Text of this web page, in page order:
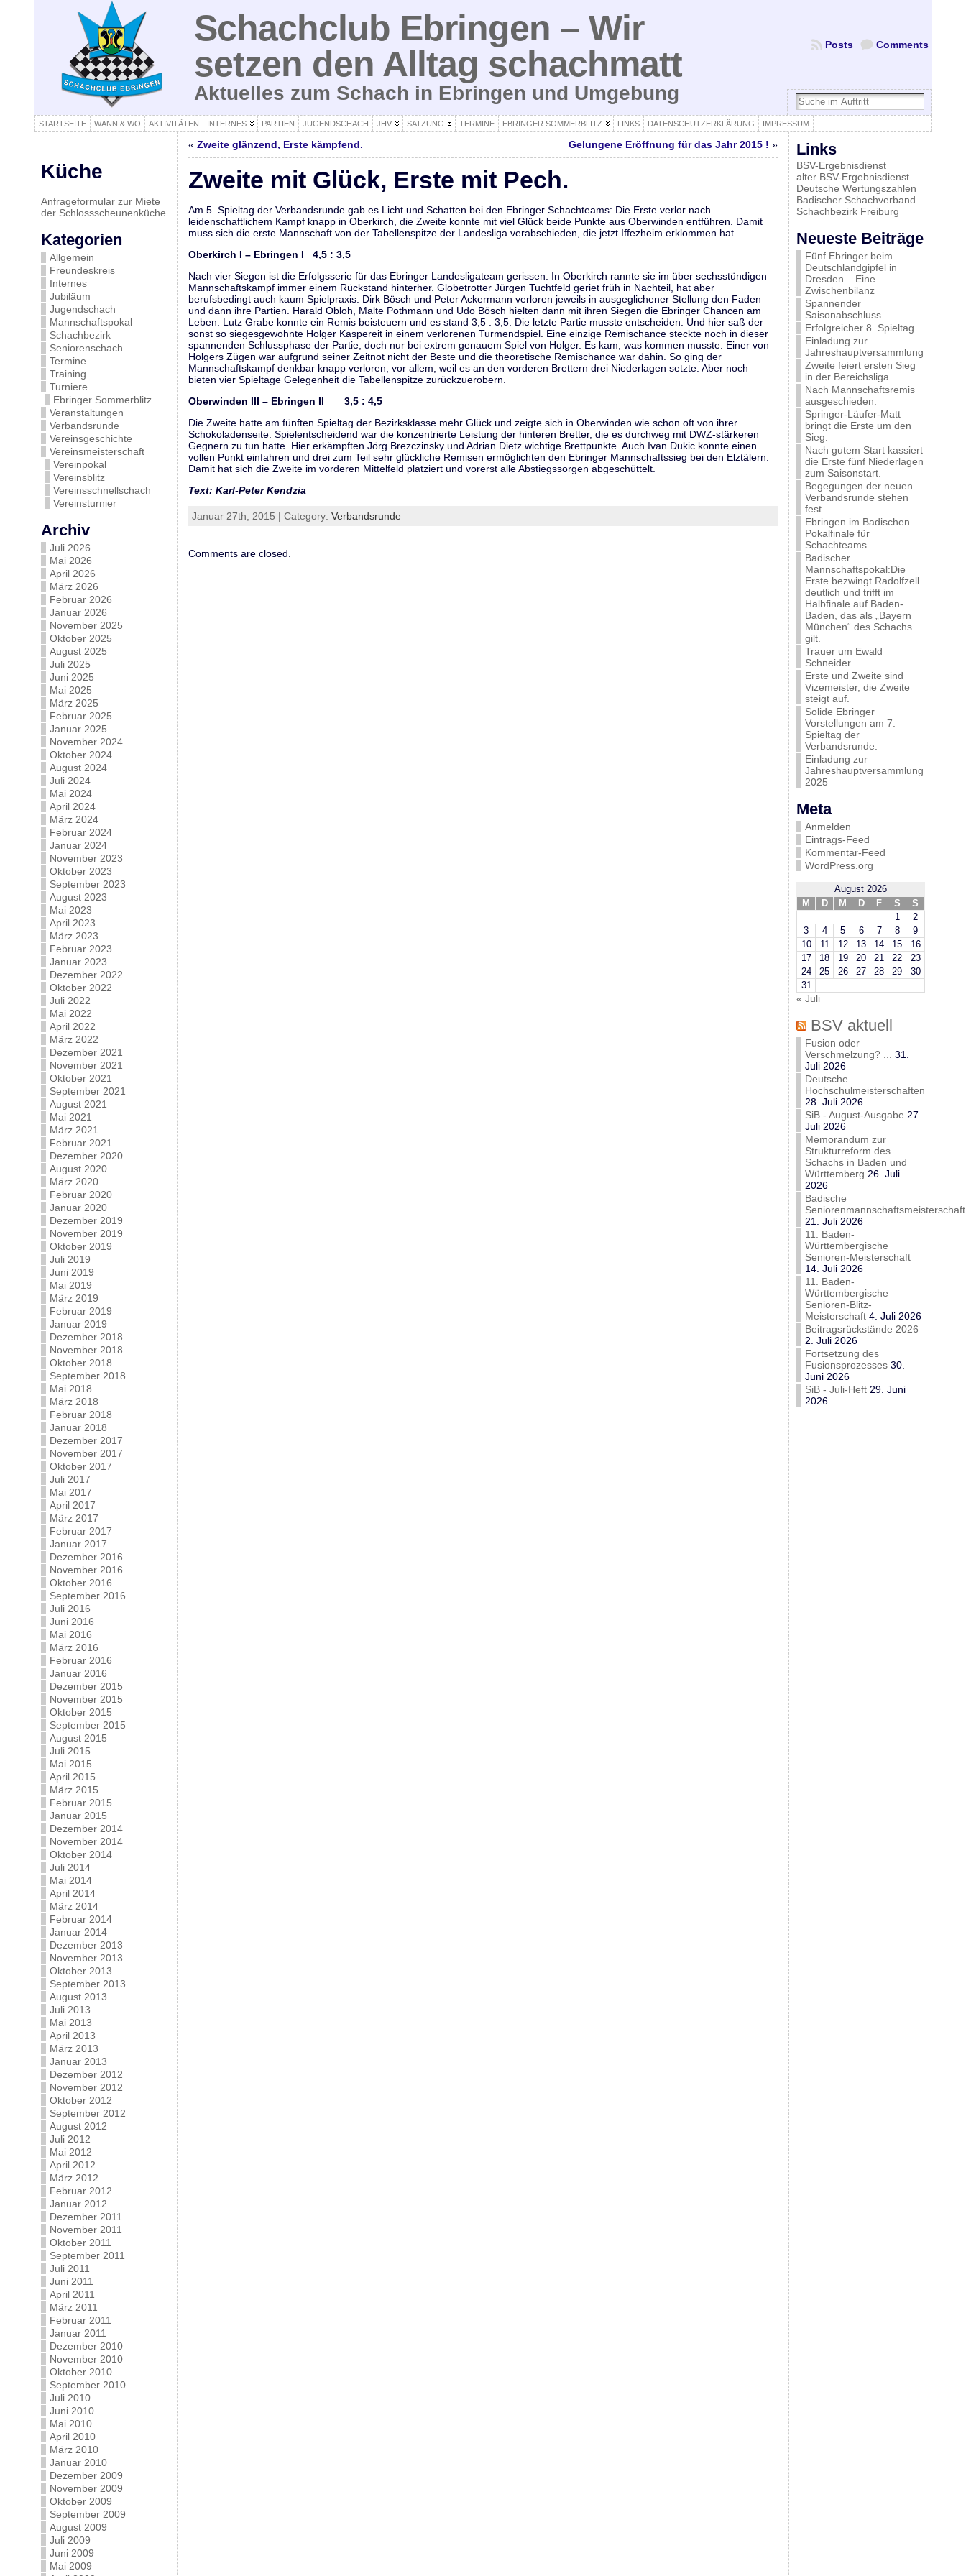
Schachclub Ebringen – Wir
setzen den Alltag schachmatt
Aktuelles zum Schach in Ebringen und Umgebung
Comments
Posts
STARTSEITE WANN & WO AKTIVITÄTEN INTERNES PARTIEN JUGENDSCHACH JHV SATZUNG TERMINE EBRINGER SOMMERBLITZ LINKS DATENSCHUTZERKLÄRUNG IMPRESSUM
Küche
Anfrageformular zur Miete
der Schlossscheunenküche
Kategorien
Allgemein
Freundeskreis
Internes
Jubiläum
Jugendschach
Mannschaftspokal
Schachbezirk
Seniorenschach
Termine
Training
Turniere
Ebringer Sommerblitz
Veranstaltungen
Verbandsrunde
Vereinsgeschichte
Vereinsmeisterschaft
Vereinpokal
Vereinsblitz
Vereinsschnellschach
Vereinsturnier
Archiv
Juli 2026
Mai 2026
April 2026
März 2026
Februar 2026
Januar 2026
November 2025
Oktober 2025
August 2025
Juli 2025
Juni 2025
Mai 2025
März 2025
Februar 2025
Januar 2025
November 2024
Oktober 2024
August 2024
Juli 2024
Mai 2024
April 2024
März 2024
Februar 2024
Januar 2024
November 2023
Oktober 2023
September 2023
August 2023
Mai 2023
April 2023
März 2023
Februar 2023
Januar 2023
Dezember 2022
Oktober 2022
Juli 2022
Mai 2022
April 2022
März 2022
Dezember 2021
November 2021
Oktober 2021
September 2021
August 2021
Mai 2021
März 2021
Februar 2021
Dezember 2020
August 2020
März 2020
Februar 2020
Januar 2020
Dezember 2019
November 2019
Oktober 2019
Juli 2019
Juni 2019
Mai 2019
März 2019
Februar 2019
Januar 2019
Dezember 2018
November 2018
Oktober 2018
September 2018
Mai 2018
März 2018
Februar 2018
Januar 2018
Dezember 2017
November 2017
Oktober 2017
Juli 2017
Mai 2017
April 2017
März 2017
Februar 2017
Januar 2017
Dezember 2016
November 2016
Oktober 2016
September 2016
Juli 2016
Juni 2016
Mai 2016
März 2016
Februar 2016
Januar 2016
Dezember 2015
November 2015
Oktober 2015
September 2015
August 2015
Juli 2015
Mai 2015
April 2015
März 2015
Februar 2015
Januar 2015
Dezember 2014
November 2014
Oktober 2014
Juli 2014
Mai 2014
April 2014
März 2014
Februar 2014
Januar 2014
Dezember 2013
November 2013
Oktober 2013
September 2013
August 2013
Juli 2013
Mai 2013
April 2013
März 2013
Januar 2013
Dezember 2012
November 2012
Oktober 2012
September 2012
August 2012
Juli 2012
Mai 2012
April 2012
März 2012
Februar 2012
Januar 2012
Dezember 2011
November 2011
Oktober 2011
September 2011
Juli 2011
Juni 2011
April 2011
März 2011
Februar 2011
Januar 2011
Dezember 2010
November 2010
Oktober 2010
September 2010
Juli 2010
Juni 2010
Mai 2010
April 2010
März 2010
Januar 2010
Dezember 2009
November 2009
Oktober 2009
September 2009
August 2009
Juli 2009
Juni 2009
Mai 2009
« Zweite glänzend, Erste kämpfend. Gelungene Eröffnung für das Jahr 2015 ! »
Zweite mit Glück, Erste mit Pech.
Am 5. Spieltag der Verbandsrunde gab es Licht und Schatten bei den Ebringer Schachteams: Die Erste verlor nach
leidenschaftlichem Kampf knapp in Oberkirch, die Zweite konnte mit viel Glück beide Punkte aus Oberwinden entführen. Damit
muss sich die erste Mannschaft von der Tabellenspitze der Landesliga verabschieden, die jetzt Iffezheim erklommen hat.
Oberkirch I – Ebringen I 4,5 : 3,5
Nach vier Siegen ist die Erfolgsserie für das Ebringer Landesligateam gerissen. In Oberkirch rannte sie im über sechsstündigen
Mannschaftskampf immer einem Rückstand hinterher. Globetrotter Jürgen Tuchtfeld geriet früh in Nachteil, hat aber
berufsbedingt auch kaum Spielpraxis. Dirk Bösch und Peter Ackermann verloren jeweils in ausgeglichener Stellung den Faden
und dann ihre Partien. Harald Obloh, Malte Pothmann und Udo Bösch hielten dann mit ihren Siegen die Ebringer Chancen am
Leben. Lutz Grabe konnte ein Remis beisteuern und es stand 3,5 : 3,5. Die letzte Partie musste entscheiden. Und hier saß der
sonst so siegesgewohnte Holger Kaspereit in einem verlorenen Turmendspiel. Eine einzige Remischance steckte noch in dieser
spannenden Schlussphase der Partie, doch nur bei extrem genauem Spiel von Holger. Es kam, was kommen musste. Einer von
Holgers Zügen war aufgrund seiner Zeitnot nicht der Beste und die theoretische Remischance war dahin. So ging der
Mannschaftskampf denkbar knapp verloren, vor allem, weil es an den vorderen Brettern drei Niederlagen setzte. Aber noch
bieten vier Spieltage Gelegenheit die Tabellenspitze zurückzuerobern.
Oberwinden III – Ebringen II 3,5 : 4,5
Die Zweite hatte am fünften Spieltag der Bezirksklasse mehr Glück und zeigte sich in Oberwinden wie schon oft von ihrer
Schokoladenseite. Spielentscheidend war die konzentrierte Leistung der hinteren Bretter, die es durchweg mit DWZ-stärkeren
Gegnern zu tun hatte. Hier erkämpften Jörg Brezczinsky und Adrian Dietz wichtige Brettpunkte. Auch Ivan Dukic konnte einen
vollen Punkt einfahren und drei zum Teil sehr glückliche Remisen ermöglichten den Ebringer Mannschaftssieg bei den Elztälern.
Damit hat sich die Zweite im vorderen Mittelfeld platziert und vorerst alle Abstiegssorgen abgeschüttelt.
Text: Karl-Peter Kendzia
Januar 27th, 2015 | Category: Verbandsrunde
Comments are closed.
Links
BSV-Ergebnisdienst
alter BSV-Ergebnisdienst
Deutsche Wertungszahlen
Badischer Schachverband
Schachbezirk Freiburg
Neueste Beiträge
Fünf Ebringer beim
Deutschlandgipfel in
Dresden – Eine
Zwischenbilanz
Spannender
Saisonabschluss
Erfolgreicher 8. Spieltag
Einladung zur
Jahreshauptversammlung
Zweite feiert ersten Sieg
in der Bereichsliga
Nach Mannschaftsremis
ausgeschieden:
Springer-Läufer-Matt
bringt die Erste um den
Sieg.
Nach gutem Start kassiert
die Erste fünf Niederlagen
zum Saisonstart.
Begegungen der neuen
Verbandsrunde stehen
fest
Ebringen im Badischen
Pokalfinale für
Schachteams.
Badischer
Mannschaftspokal:Die
Erste bezwingt Radolfzell
deutlich und trifft im
Halbfinale auf Baden-
Baden, das als „Bayern
München“ des Schachs
gilt.
Trauer um Ewald
Schneider
Erste und Zweite sind
Vizemeister, die Zweite
steigt auf.
Solide Ebringer
Vorstellungen am 7.
Spieltag der
Verbandsrunde.
Einladung zur
Jahreshauptversammlung
2025
Meta
Anmelden
Eintrags-Feed
Kommentar-Feed
WordPress.org
August 2026
M
D M D F S
S
1
2
3
4 5 6 7 8
9
10
11 12 13 14 15
16
17
18 19 20 21 22
23
24
25 26 27 28 29
30
31
« Juli
BSV aktuell
Fusion oder
Verschmelzung? ...
31.
Juli 2026
Deutsche
Hochschulmeisterschaften
28. Juli 2026
SiB - August-Ausgabe 27.
Juli 2026
Memorandum zur
Strukturreform des
Schachs in Baden und
Württemberg 26. Juli
2026
Badische
Seniorenmannschaftsmeisterschaft
21. Juli 2026
11. Baden-
Württembergische
Senioren-Meisterschaft
14. Juli 2026
11. Baden-
Württembergische
Senioren-Blitz-
Meisterschaft 4. Juli 2026
Beitragsrückstände 2026
2. Juli 2026
Fortsetzung des
Fusionsprozesses 30.
Juni 2026
SiB - Juli-Heft 29. Juni
2026